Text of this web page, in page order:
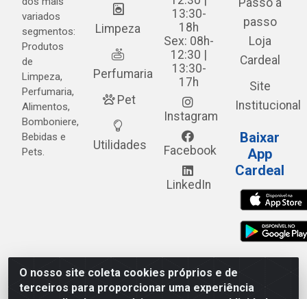
O nosso site coleta cookies próprios e de
terceiros para proporcionar uma experiência
variados
segmentos:
Produtos
de
Limpeza,
Perfumaria,
Alimentos,
Bomboniere,
Bebidas e
Pets.
Limpeza
Perfumaria
Pet
Utilidades
13:30-
18h
Sex: 08h-
12:30 |
13:30-
17h
Instagram
Facebook
LinkedIn
Passo a
passo
Loja
Cardeal
Site
Institucional
Baixar
App
Cardeal
Cardeal Distribuidora - Estrada Alto do Moura, 582 - Alto
do Moura - Caruaru/PE - CEP 55.040-120 - CNPJ